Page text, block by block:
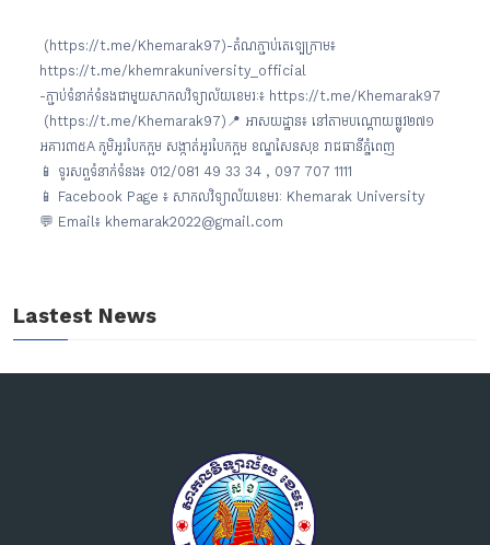
(https://t.me/Khemarak97)-តំណភ្ជាប់តេឡេក្រាម៖
https://t.me/khemrakuniversity_official
-ភ្ជាប់ទំនាក់ទំនងជាមួយសាកលវិទ្យាល័យខេមរៈ៖ https://t.me/Khemarak97
(https://t.me/Khemarak97)📍 អាសយដ្ឋាន៖ នៅតាមបណ្ដោយផ្លូវ២៧១
អគារ៣៥A ភូមិអូរបែកក្អម សង្កាត់អូរបែកក្អម ខណ្ឌសែនសុខ រាជធានីភ្នំពេញ
📱 ទូរសព្ទទំនាក់ទំនង៖ 012/081 49 33 34 , 097 707 1111
📱 Facebook Page ៖ សាកលវិទ្យាល័យខេមរៈ Khemarak University
💬 Email៖ khemarak2022@gmail.com
Lastest News